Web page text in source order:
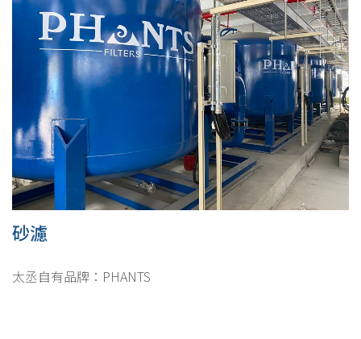
砂濾
太丞自有品牌：PHANTS